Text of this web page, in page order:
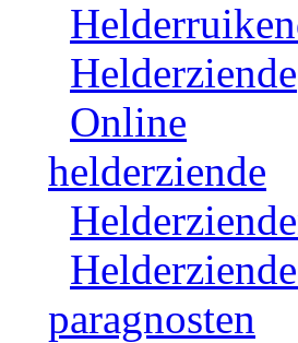
Helderziende
Online
helderziende
paragnosten